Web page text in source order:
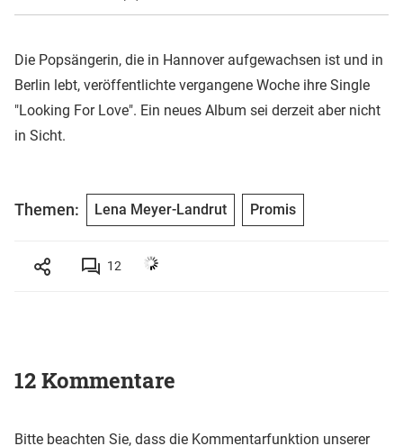
Die Popsängerin, die in Hannover aufgewachsen ist und in
Berlin lebt, veröffentlichte vergangene Woche ihre Single
"Looking For Love". Ein neues Album sei derzeit aber nicht
in Sicht.
Themen: Lena Meyer-Landrut Promis
12
12 Kommentare
Bitte beachten Sie, dass die Kommentarfunktion unserer